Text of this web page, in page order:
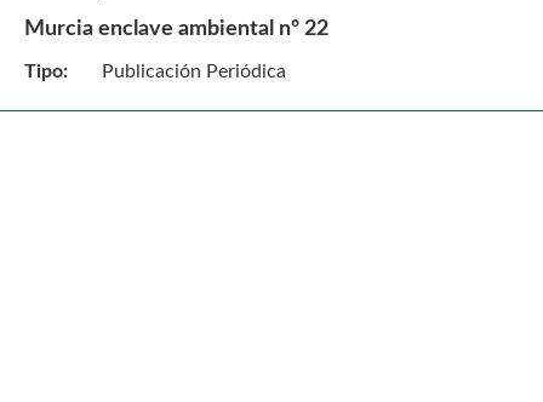
Murcia enclave ambiental nº 22
Tipo: Publicación Periódica